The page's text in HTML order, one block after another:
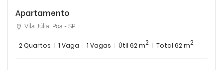
Apartamento
Vila Júlia, Poá - SP
2 Quartos 1 Vaga 1 Vagas Útil 62 m2 Total 62 m2